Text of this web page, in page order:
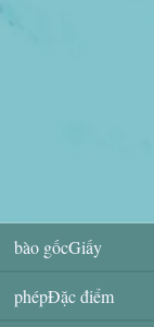
bào gốcGiấy
phépĐặc điểm